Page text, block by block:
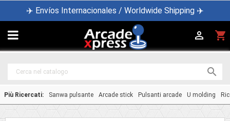
✈️ Envíos Internacionales / Worldwide Shipping ✈️
 shopping_cart


Più Ricercati: Sanwa pulsante Arcade stick Pulsanti arcade U molding